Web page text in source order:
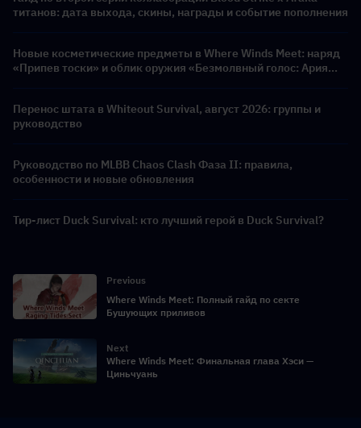
титанов: дата выхода, скины, награды и событие пополнения
Новые косметические предметы в Where Winds Meet: наряд
«Припев тоски» и облик оружия «Безмолвный голос: Ария
Перенос штата в Whiteout Survival, август 2026: группы и
руководство
Руководство по MLBB Chaos Clash Фаза II: правила,
особенности и новые обновления
Тир-лист Duck Survival: кто лучший герой в Duck Survival?
Previous
Where Winds Meet: Полный гайд по секте
Бушующих приливов
Next
Where Winds Meet: Финальная глава Хэси —
Циньчуань